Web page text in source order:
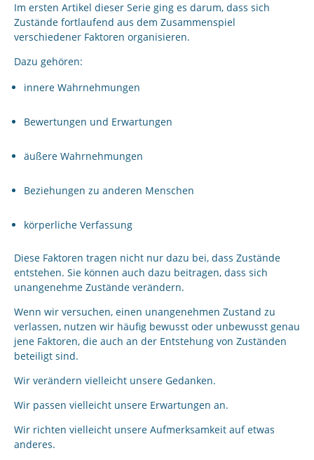
Im ersten Artikel dieser Serie ging es darum, dass sich
Zustände fortlaufend aus dem Zusammenspiel
verschiedener Faktoren organisieren.
Dazu gehören:
innere Wahrnehmungen
Bewertungen und Erwartungen
äußere Wahrnehmungen
Beziehungen zu anderen Menschen
körperliche Verfassung
Diese Faktoren tragen nicht nur dazu bei, dass Zustände
entstehen. Sie können auch dazu beitragen, dass sich
unangenehme Zustände verändern.
Wenn wir versuchen, einen unangenehmen Zustand zu
verlassen, nutzen wir häufig bewusst oder unbewusst genau
jene Faktoren, die auch an der Entstehung von Zuständen
beteiligt sind.
Wir verändern vielleicht unsere Gedanken.
Wir passen vielleicht unsere Erwartungen an.
Wir richten vielleicht unsere Aufmerksamkeit auf etwas
anderes.